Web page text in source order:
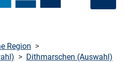
Region >
> Dithmarschen (Auswahl)